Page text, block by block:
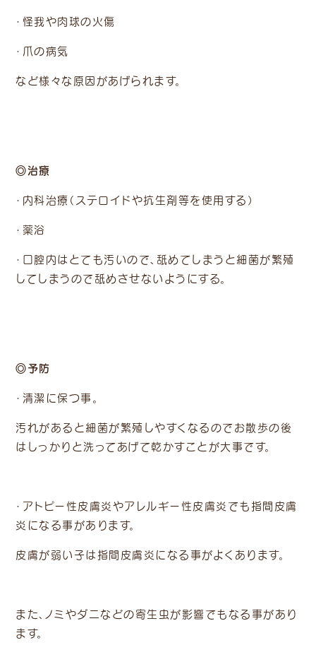
・怪我や肉球の火傷
・爪の病気
など様々な原因があげられます。
◎治療
・内科治療（ステロイドや抗生剤等を使用する）
・薬浴
・口腔内はとても汚いので、舐めてしまうと細菌が繁殖
してしまうので舐めさせないようにする。
◎予防
・清潔に保つ事。
汚れがあると細菌が繁殖しやすくなるのでお散歩の後
はしっかりと洗ってあげて乾かすことが大事です。
・アトピー性皮膚炎やアレルギー性皮膚炎でも指間皮膚
炎になる事があります。
皮膚が弱い子は指間皮膚炎になる事がよくあります。
また、ノミやダニなどの寄生虫が影響でもなる事があり
ます。